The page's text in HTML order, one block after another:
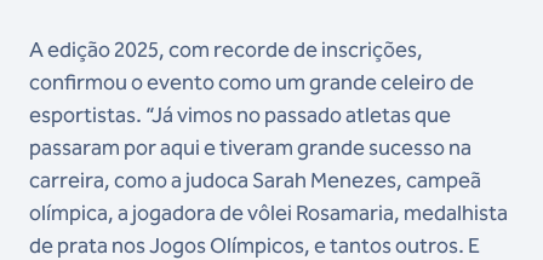
A edição 2025, com recorde de inscrições,
confirmou o evento como um grande celeiro de
esportistas. “Já vimos no passado atletas que
passaram por aqui e tiveram grande sucesso na
carreira, como a judoca Sarah Menezes, campeã
olímpica, a jogadora de vôlei Rosamaria, medalhista
de prata nos Jogos Olímpicos, e tantos outros. E